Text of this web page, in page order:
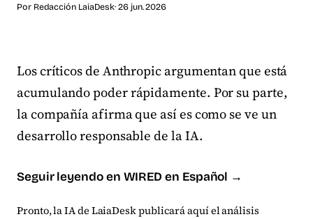
Por Redacción LaiaDesk· 26 jun. 2026
Los críticos de Anthropic argumentan que está
acumulando poder rápidamente. Por su parte,
la compañía afirma que así es como se ve un
desarrollo responsable de la IA.
Seguir leyendo en WIRED en Español →
Pronto, la IA de LaiaDesk publicará aquí el análisis